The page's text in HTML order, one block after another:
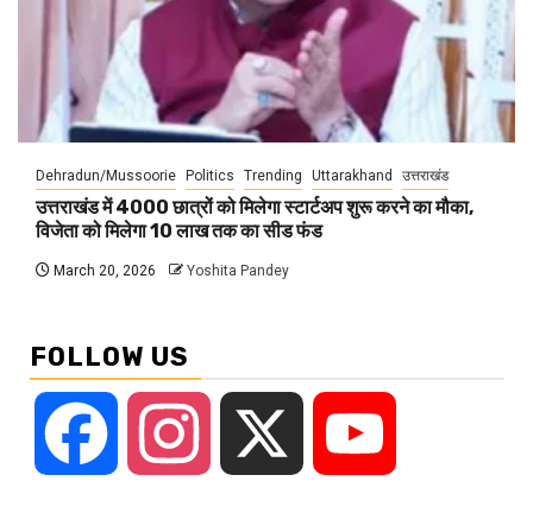
Dehradun/Mussoorie Politics Trending Uttarakhand उत्तराखंड
उत्तराखंड में 4000 छात्रों को मिलेगा स्टार्टअप शुरू करने का मौका,
विजेता को मिलेगा 10 लाख तक का सीड फंड
March 20, 2026 Yoshita Pandey
FOLLOW US
Facebook Instagram